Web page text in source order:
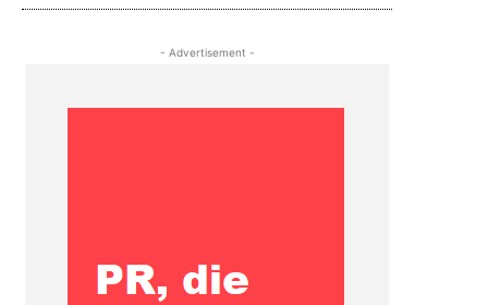
- Advertisement -